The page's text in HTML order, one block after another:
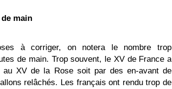
main
à corriger, on notera le nombre trop
de main. Trop souvent, le XV de France a
au XV de la Rose soit par des en-avant de
relâchés. Les français ont rendu trop de